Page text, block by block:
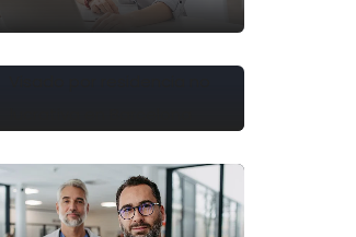
por residencia no
lucrativa